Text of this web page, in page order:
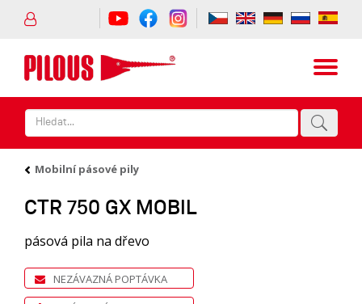
Mobilní pásové pily
CTR 750 GX MOBIL
pásová pila na dřevo
NEZÁVAZNÁ POPTÁVKA